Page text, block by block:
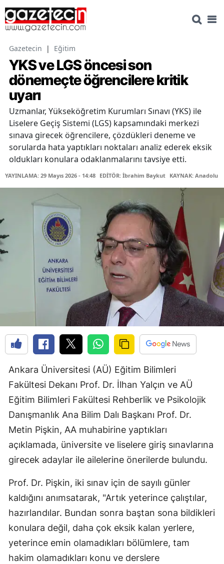
Gazetecin | Eğitim
YKS ve LGS öncesi son
dönemeçte öğrencilere kritik
uyarı
Uzmanlar, Yükseköğretim Kurumları Sınavı (YKS) ile
Liselere Geçiş Sistemi (LGS) kapsamındaki merkezi
sınava girecek öğrencilere, çözdükleri deneme ve
sorularda hata yaptıkları noktaları analiz ederek eksik
oldukları konulara odaklanmalarını tavsiye etti.
YAYINLAMA: 29 Mayıs 2026 - 14:48 EDİTÖR: İbrahim Baykut KAYNAK: Anadolu
Ankara Üniversitesi (AÜ) Eğitim Bilimleri
Fakültesi Dekanı Prof. Dr. İlhan Yalçın ve AÜ
Eğitim Bilimleri Fakültesi Rehberlik ve Psikolojik
Danışmanlık Ana Bilim Dalı Başkanı Prof. Dr.
Metin Pişkin, AA muhabirine yaptıkları
açıklamada, üniversite ve liselere giriş sınavlarına
girecek adaylar ile ailelerine önerilerde bulundu.
Prof. Dr. Pişkin, iki sınav için de sayılı günler
kaldığını anımsatarak, "Artık yeterince çalıştılar,
hazırlandılar. Bundan sonra baştan sona bildikleri
konulara değil, daha çok eksik kalan yerlere,
yeterince emin olamadıkları bölümlere, tam
hakim olamadıkları konu ve derslere